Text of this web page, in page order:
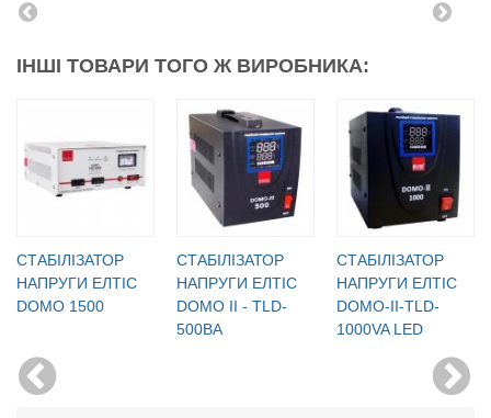
ІНШІ ТОВАРИ ТОГО Ж ВИРОБНИКА:
CТАБІЛІЗАТОР
НАПРУГИ ЕЛТІС
DOMO 1500
CТАБІЛІЗАТОР
НАПРУГИ ЕЛТІС
DOMO II - TLD-
500ВА
CТАБІЛІЗАТОР
НАПРУГИ ЕЛТІС
DOMO-II-TLD-
1000VA LED